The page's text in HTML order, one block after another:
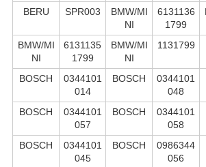
BERU
SPR003
BMW/MI
NI
6131136
1799
BMW/MI
NI
6131135
1799
BMW/MI
NI
1131799
BOSCH
0344101
014
BOSCH
0344101
048
BOSCH
0344101
057
BOSCH
0344101
058
BOSCH
0344101
045
BOSCH
0986344
056